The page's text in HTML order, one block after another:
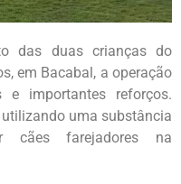
das duas crianças do
em Bacabal, a operação
importantes reforços.
uma substância
cães farejadores na